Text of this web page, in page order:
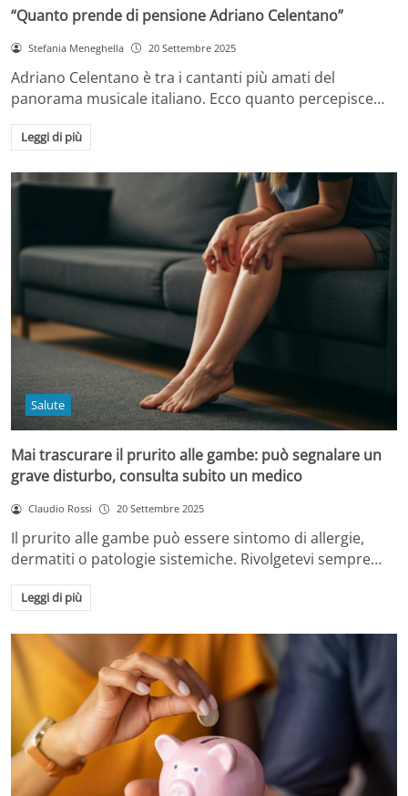
“Quanto prende di pensione Adriano Celentano”
Stefania Meneghella 20 Settembre 2025
Adriano Celentano è tra i cantanti più amati del
panorama musicale italiano. Ecco quanto percepisce…
Leggi di più
Salute
Mai trascurare il prurito alle gambe: può segnalare un
grave disturbo, consulta subito un medico
Claudio Rossi 20 Settembre 2025
Il prurito alle gambe può essere sintomo di allergie,
dermatiti o patologie sistemiche. Rivolgetevi sempre…
Leggi di più